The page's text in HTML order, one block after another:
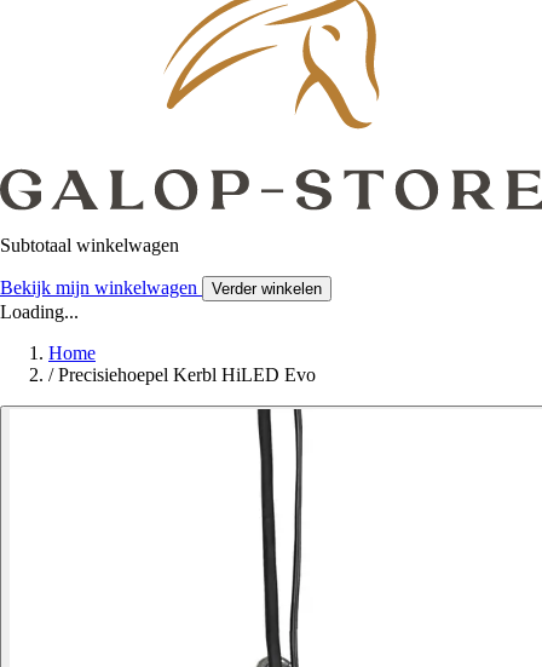
Subtotaal winkelwagen
Bekijk mijn winkelwagen Verder winkelen
Loading...
Home
/ Precisiehoepel Kerbl HiLED Evo